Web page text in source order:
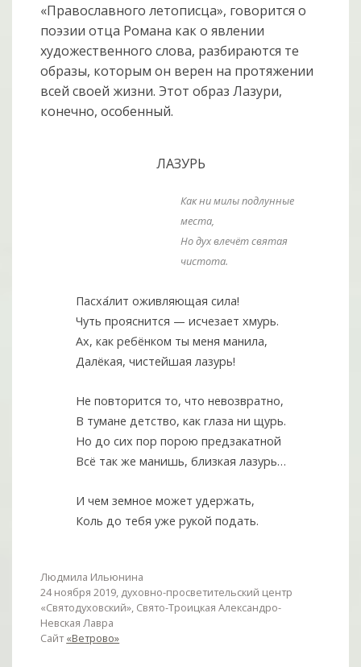
«Православного летописца», говорится о
поэзии отца Романа как о явлении
художественного слова, разбираются те
образы, которым он верен на протяжении
всей своей жизни. Этот образ Лазури,
конечно, особенный.
ЛАЗУРЬ
Как ни милы подлунные
места,
Но дух влечёт святая
чистота.
Пасхалит оживляющая сила!
Чуть прояснится — исчезает хмурь.
Ах, как ребёнком ты меня манила,
Далёкая, чистейшая лазурь!
Не повторится то, что невозвратно,
В тумане детство, как глаза ни щурь.
Но до сих пор порою предзакатной
Всё так же манишь, близкая лазурь…
И чем земное может удержать,
Коль до тебя уже рукой подать.
Людмила Ильюнина
24 ноября 2019, духовно-просветительский центр
«Святодуховский», Свято-Троицкая Александро-
Невская Лавра
Сайт«Ветрово»